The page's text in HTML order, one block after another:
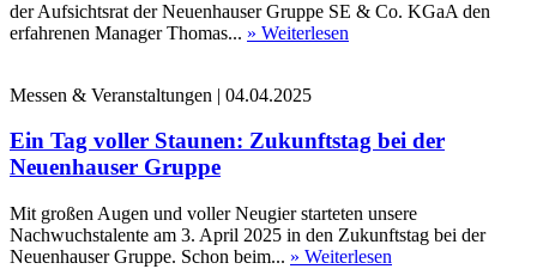
der Aufsichtsrat der Neuenhauser Gruppe SE & Co. KGaA den
erfahrenen Manager Thomas... » Weiterlesen
Messen & Veranstaltungen | 04.04.2025
Ein Tag voller Staunen: Zukunftstag bei der
Neuenhauser Gruppe
Mit großen Augen und voller Neugier starteten unsere
Nachwuchstalente am 3. April 2025 in den Zukunftstag bei der
Neuenhauser Gruppe. Schon beim... » Weiterlesen